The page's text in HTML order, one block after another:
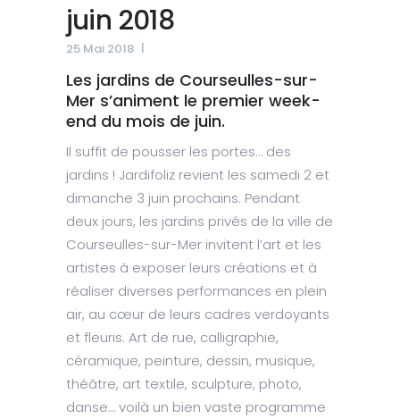
juin 2018
25 Mai 2018
Les jardins de Courseulles-sur-
Mer s’animent le premier week-
end du mois de juin.
Il suffit de pousser les portes… des
jardins ! Jardifoliz revient les samedi 2 et
dimanche 3 juin prochains. Pendant
deux jours, les jardins privés de la ville de
Courseulles-sur-Mer invitent l’art et les
artistes à exposer leurs créations et à
réaliser diverses performances en plein
air, au cœur de leurs cadres verdoyants
et fleuris. Art de rue, calligraphie,
céramique, peinture, dessin, musique,
théâtre, art textile, sculpture, photo,
danse… voilà un bien vaste programme